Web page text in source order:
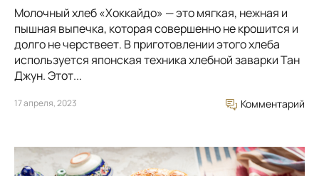
Молочный хлеб «Хоккайдо» — это мягкая, нежная и
пышная выпечка, которая совершенно не крошится и
долго не черствеет. В приготовлении этого хлеба
используется японская техника хлебной заварки Тан
Джун. Этот...
17 апреля, 2023 Комментарий